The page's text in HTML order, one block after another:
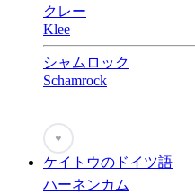
クレー
Klee
シャムロック
Schamrock
♥
ケイトウのドイツ語
ハーネンカム